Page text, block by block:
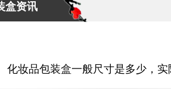
盒资讯
化妆品包装盒一般尺寸是多少，